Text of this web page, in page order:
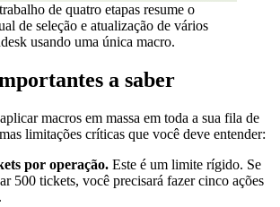
de quatro etapas resume o
de seleção e atualização de vários
usando uma única macro.
a saber
macros em massa em toda a sua fila de
limitações críticas que você deve entender:
por operação. Este é um limite rígido. Se
500 tickets, você precisará fazer cinco ações